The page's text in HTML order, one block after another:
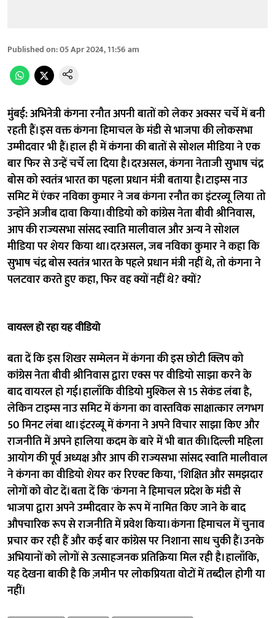
Published on:05 Apr 2024, 11:56 am
मुंबई:अभिनेत्री कंगना रनौत अपनी बातों को लेकर अक्सर चर्चे में बनी
रहती हैं। इस वक्त कंगना हिमाचल के मंडी से भाजपा की लोकसभा
उम्मीदवार भी हैं। हाल ही में कंगना की बातों से सोशल मीडिया ने एक
बार फिर से उन्हें चर्चे ला दिया है। दरअसल, कंगना नेताजी सुभाष चंद्र
बोस को स्वतंत्र भारत का पहला प्रधान मंत्री बताया है। टाइम्स नाउ
समिट में एंकर नविका कुमार ने जब कंगना रनौत का इंटरव्यू लिया तो
उन्होंने अजीब दावा किया। वीडियो को कांग्रेस नेता बीवी श्रीनिवास,
आप की राज्यसभा सांसद स्वाति मालीवाल और अन्य ने सोशल
मीडिया पर शेयर किया था। दरअसल, जब नविका कुमार ने कहा कि
सुभाष चंद्र बोस स्वतंत्र भारत के पहले प्रधान मंत्री नहीं थे, तो कंगना ने
पलटवार करते हुए कहा, फिर वह क्यों नहीं थे? क्यों?
वायरल हो रहा यह वीडियो
बता दें क‌ि इस शिखर सम्मेलन में कंगना की इस छोटी क्लिप को
कांग्रेस नेता बीवी श्रीनिवास द्वारा एक्स पर वीडियो साझा करने के
बाद वायरल हो गई। हालाँकि वीडियो मुश्किल से 15 सेकंड लंबा है,
लेकिन टाइम्स नाउ समिट में कंगना का वास्तविक साक्षात्कार लगभग
50 मिनट लंबा था। इंटरव्यू में कंगना ने अपने विचार साझा किए और
राजनीति में अपने हालिया कदम के बारे में भी बात की।दिल्ली महिला
आयोग की पूर्व अध्यक्ष और आप की राज्यसभा सांसद स्वाति मालीवाल
ने कंगना का वीडियो शेयर कर रिएक्ट किया, 'शिक्षित और समझदार
लोगों को वोट दें। बता दें क‌ि 'कंगना ने हिमाचल प्रदेश के मंडी से
भाजपा द्वारा अपने उम्मीदवार के रूप में नामित किए जाने के बाद
औपचारिक रूप से राजनीति में प्रवेश किया। कंगना हिमाचल में चुनाव
प्रचार कर रही हैं और कई बार कांग्रेस पर निशाना साध चुकी हैं। उनके
अभियानों को लोगों से उत्साहजनक प्रतिक्रिया मिल रही है। हालाँकि,
यह देखना बाकी है कि ज़मीन पर लोकप्रियता वोटों में तब्दील होगी या
नहीं।